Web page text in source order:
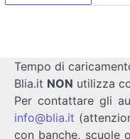
Tempo di
Blia.it NON utilizza
Per contattare gli
info@blia.it
con banche, scuole